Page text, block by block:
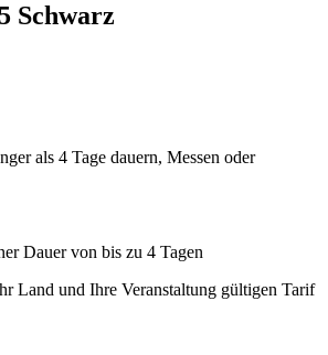
Schwarz
als 4 Tage dauern, Messen oder
Dauer von bis zu 4 Tagen
Land und Ihre Veranstaltung gültigen Tarif